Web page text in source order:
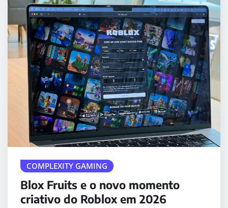
COMPLEXITY GAMING
Blox Fruits e o novo momento
criativo do Roblox em 2026